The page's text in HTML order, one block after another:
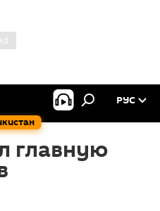
РУС
главную